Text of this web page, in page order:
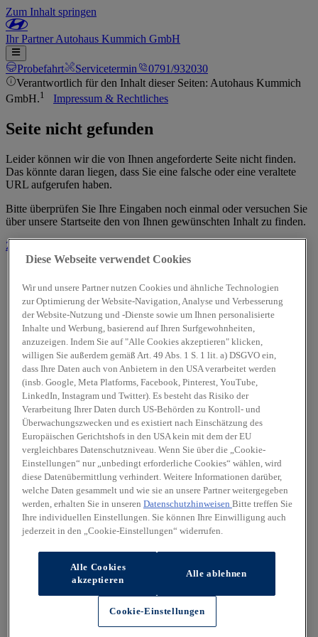
Zum Inhalt springen
IhrPartnerAutohaus Kummich GmbH
Probefahrt Servicetermin
0791/932030
Verantwortlich für den Inhalt dieser Seiten: Autohaus Kummich
GmbH.1 Impressum & Rechtliches
Seite nicht gefunden
Leider können wir die von Ihnen angeforderte Seite nicht finden.
Das könnte daran liegen, dass Sie eine falsche oder eine veraltete
URL aufgerufen haben.
Bitte überprüfen Sie Ihre Eingaben noch einmal oder versuchen Sie
über unsere Startseite den von Ihnen gewünschten Inhalt zu finden.
Zur Startseite
Diese Webseite verwendet Cookies
Wir und unsere Partner nutzen Cookies und ähnliche Technologien
zur Optimierung der Website-Navigation, Analyse und Verbesserung
der Website-Nutzung und -Dienste sowie um Ihnen personalisierte
Inhalte und Werbung, basierend auf Ihren Surfgewohnheiten,
anzuzeigen. Indem Sie auf "Alle Cookies akzeptieren" klicken,
willigen Sie außerdem gemäß Art. 49 Abs. 1 S. 1 lit. a) DSGVO ein,
dass Ihre Daten auch von Anbietern in den USA verarbeitet werden
(insb. Google, Meta Platforms, Facebook, Pinterest, YouTube,
LinkedIn, Instagram und Twitter). Es besteht das Risiko der
Verarbeitung Ihrer Daten durch US-Behörden zu Kontroll- und
Überwachungszwecken und es existiert nach Einschätzung des
Europäischen Gerichtshofs in den USA kein mit dem der EU
vergleichbares Datenschutzniveau. Wenn Sie über die „Cookie-
Einstellungen“ nur „unbedingt erforderliche Cookies“ wählen, wird
diese Datenübermittlung verhindert. Weitere Informationen darüber,
welche Daten gesammelt und wie sie an unsere Partner weitergegeben
werden, erhalten Sie in unseren Datenschutzhinweisen Bitte treffen Sie
Ihre individuellen Einstellungen. Sie können Ihre Einwilligung auch
jederzeit in den „Cookie-Einstellungen“ widerrufen.
Alle Cookies
akzeptieren
Alle ablehnen
Cookie-Einstellungen